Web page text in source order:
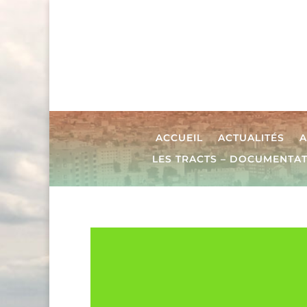
ACCUEIL ACTUALITÉS
LES TRACTS –